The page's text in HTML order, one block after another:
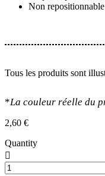
Non repositionnable
Tous les produits sont
*La couleur réelle du
2,60 €
Quantity
quantité